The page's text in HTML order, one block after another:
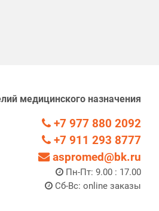
медицинского назначения
+7 977 880 2092
+7 911 293 8777
aspromed@bk.ru
Пн-Пт: 9.00 : 17.00
Сб-Вс: online заказы